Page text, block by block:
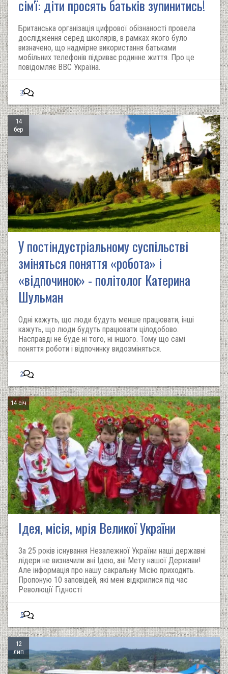
сім'ї: діти просять батьків зупинитись!
Британська організація цифрової обізнаності провела
дослідження серед школярів, в рамках якого було
визначено, що надмірне використання батьками
мобільних телефонів підриває родинне життя. Про це
повідомляє ВВС Україна.
3
14
бер
У постіндустріальному суспільстві
зміняться поняття «робота» і
«відпочинок» - політолог Катерина
Шульман
Одні кажуть, що люди будуть менше працювати, інші
кажуть, що люди будуть працювати цілодобово.
Насправді не буде ні того, ні іншого. Тому що самі
поняття роботи і відпочинку видозміняться.
2
14 січ
Ідея, місія, мрія Великої України
За 25 років існування Незалежної України наші державні
лідери не визначили ані Ідею, ані Мету нашої Держави!
Але інформація про нашу сакральну Місію приходить.
Пропоную 10 заповідей, які мені відкрилися під час
Революції Гідності
5
12
лип